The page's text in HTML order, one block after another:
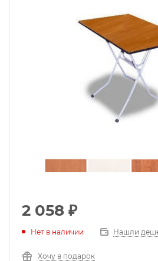
2 058 ₽
Нет в наличии Нашли
Хочу в подарок